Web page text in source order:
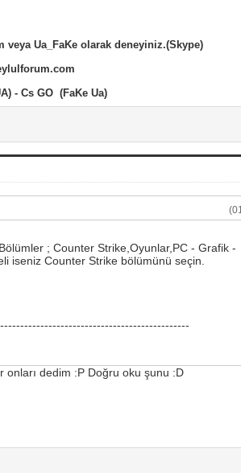
Ua_FaKe olarak deneyiniz.(Skype)
- Cs GO (FaKe Ua)
; Counter Strike,Oyunlar,PC - Grafik -
iseniz Counter Strike bölümünü seçin.
onları dedim :P Doğru oku şunu :D